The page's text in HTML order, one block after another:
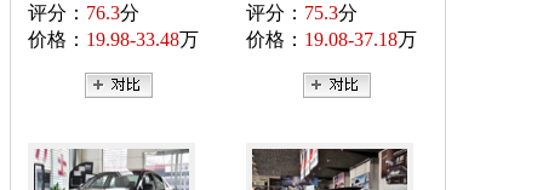
评分： 76.3分
价格： 19.98-33.48万
评分： 75.3分
价格： 19.08-37.18万